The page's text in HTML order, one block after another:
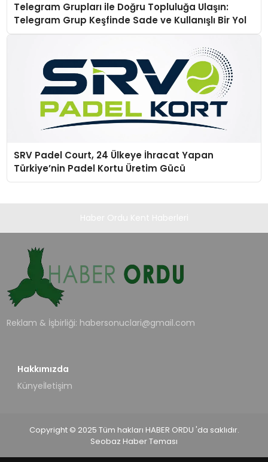
Telegram Grupları ile Doğru Topluluğa Ulaşın:
Telegram Grup Keşfinde Sade ve Kullanışlı Bir Yol
SRV Padel Court, 24 Ülkeye İhracat Yapan
Türkiye’nin Padel Kortu Üretim Gücü
Reklam & İşbirliği: habersonuclari@gmail.com
Hakkımızda
Künyeİletişim
Copyright © 2025 Tüm hakları HABER ORDU 'da saklıdır.
Seobaz Haber Teması